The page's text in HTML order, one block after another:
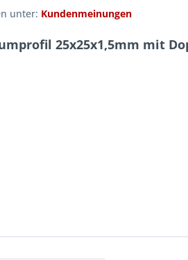
unter: Kundenmeinungen
25x25x1,5mm mit